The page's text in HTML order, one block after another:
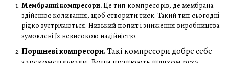
Мембранні компресори.Це тип компресорів, де мембрана
здійснює коливання, щоб створити тиск. Такий тип сьогодні
рідко зустрічаються. Низький попит і зниження виробництва
зумовлені їх невисокою надійністю.
Поршневі компресори.Такі компресори добре себе